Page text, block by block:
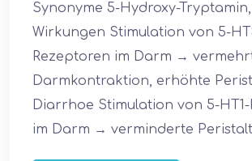
Synonyme 5-Hydroxy-
Wirkungen Stimulation von 5-
Rezeptoren im Darm →
Darmkontraktion, erhöhte
Diarrhoe Stimulation von 5-
im Darm → verminderte